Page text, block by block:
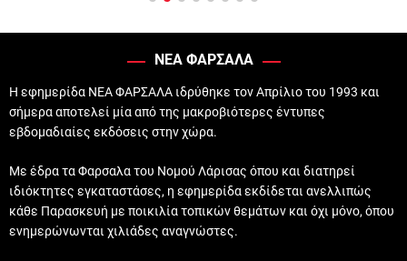
ΝΕΑ ΦΑΡΣΑΛΑ
Η εφημερίδα ΝΕΑ ΦΑΡΣΑΛΑ ιδρύθηκε τον Απρίλιο του 1993 και
σήμερα αποτελεί μία από της μακροβιότερες έντυπες
εβδομαδιαίες εκδόσεις στην χώρα.
Με έδρα τα Φαρσαλα του Νομού Λάρισας όπου και διατηρεί
ιδιόκτητες εγκαταστάσες, η εφημερίδα εκδίδεται ανελλιπώς
κάθε Παρασκευή με ποικιλία τοπικών θεμάτων και όχι μόνο, όπου
ενημερώνωνται χιλιάδες αναγνώστες.